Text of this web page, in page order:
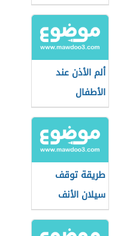
ألم الأذن عند
الأطفال
طريقة توقف
سيلان الأنف